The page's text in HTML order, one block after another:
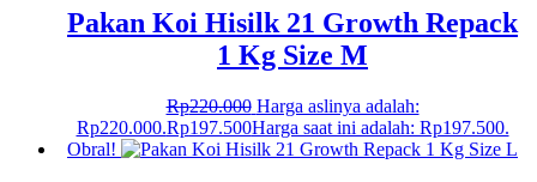
Pakan Koi Hisilk 21 Growth Repack
1 Kg Size M
Rp220.000 Harga aslinya adalah:
Rp220.000.Rp197.500Harga saat ini adalah: Rp197.500.
Obral!